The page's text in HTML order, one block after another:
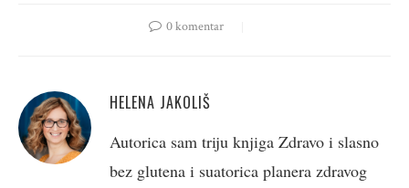
0 komentar
HELENA JAKOLIŠ
Autorica sam triju knjiga Zdravo i slasno
bez glutena i suatorica planera zdravog